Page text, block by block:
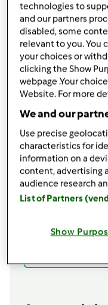
200gdi zucca
1zucchina,
200 gr di
gdi pasta,di
technologies to
and our partners
disabled, some
relevant to you. You
your choices or
clicking the Show
webpage .Your
Website. For more
We and our
Use precise
characteristics for
information on a
content, advertising
audience research
List of Partners
Show